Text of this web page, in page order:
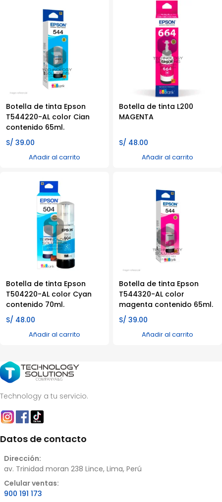
Botella de tinta Epson
T544220-AL color Cian
contenido 65ml.
S/ 39.00
Añadir al carrito
Botella de tinta L200
MAGENTA
S/ 48.00
Añadir al carrito
Botella de tinta Epson
T504220-AL color Cyan
contenido 70ml.
S/ 48.00
Añadir al carrito
Botella de tinta Epson
T544320-AL color
magenta contenido 65ml.
S/ 39.00
Añadir al carrito
Technology a tu servicio.
Datos de contacto
Dirección:
av. Trinidad moran 238 Lince, Lima, Perú
Celular ventas:
900 191 173